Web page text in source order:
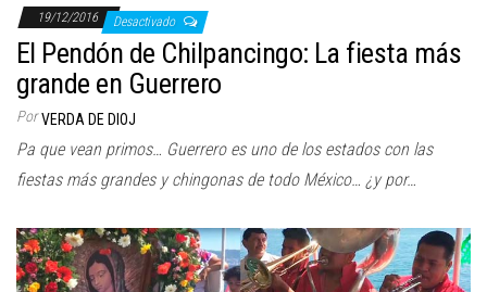
19/12/2016 Desactivado
El Pendón de Chilpancingo: La fiesta más
grande en Guerrero
Por VERDA DE DIOJ
Pa que vean primos… Guerrero es uno de los estados con las
fiestas más grandes y chingonas de todo México… ¿y por…